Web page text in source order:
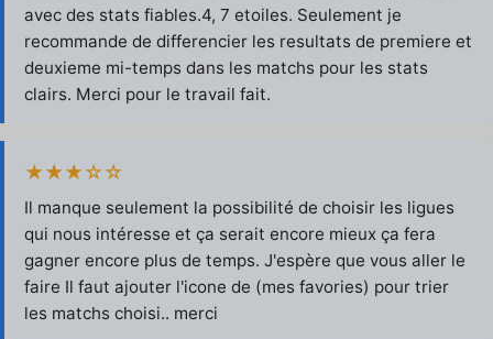
avec des stats fiables.4, 7 etoiles. Seulement je
recommande de differencier les resultats de premiere et
deuxieme mi-temps dans les matchs pour les stats
clairs. Merci pour le travail fait.
★★★☆☆
Il manque seulement la possibilité de choisir les ligues
qui nous intéresse et ça serait encore mieux ça fera
gagner encore plus de temps. J'espère que vous aller le
faire Il faut ajouter l'icone de (mes favories) pour trier
les matchs choisi.. merci